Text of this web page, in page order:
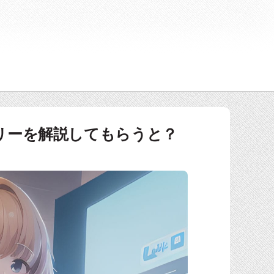
を解説してもらうと？